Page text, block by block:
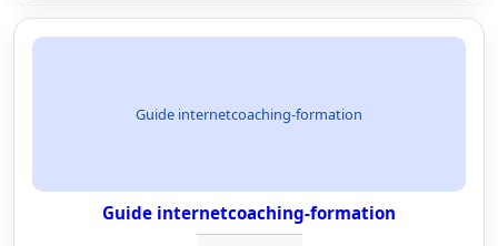
Guide internetcoaching-formation
Guide internetcoaching-formation